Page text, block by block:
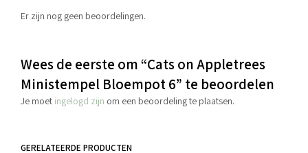
Er zijn nog geen beoordelingen.
Wees de eerste om “Cats on Appletrees
Ministempel Bloempot 6” te beoordelen
Je moet ingelogd zijn om een beoordeling te plaatsen.
GERELATEERDE PRODUCTEN